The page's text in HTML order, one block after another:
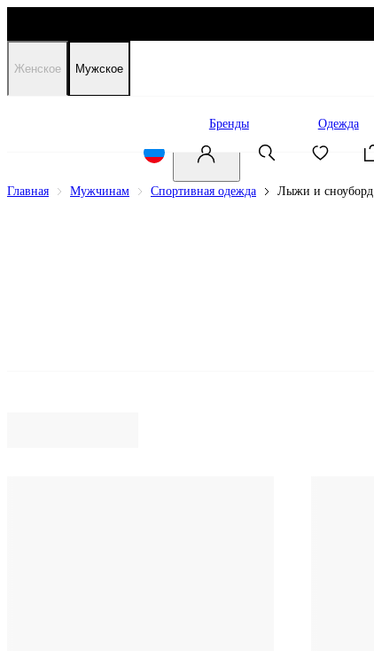
Женское Мужское
Бренды Одежда
Главная Мужчинам Спортивная одежда Лыжи и сноуборд